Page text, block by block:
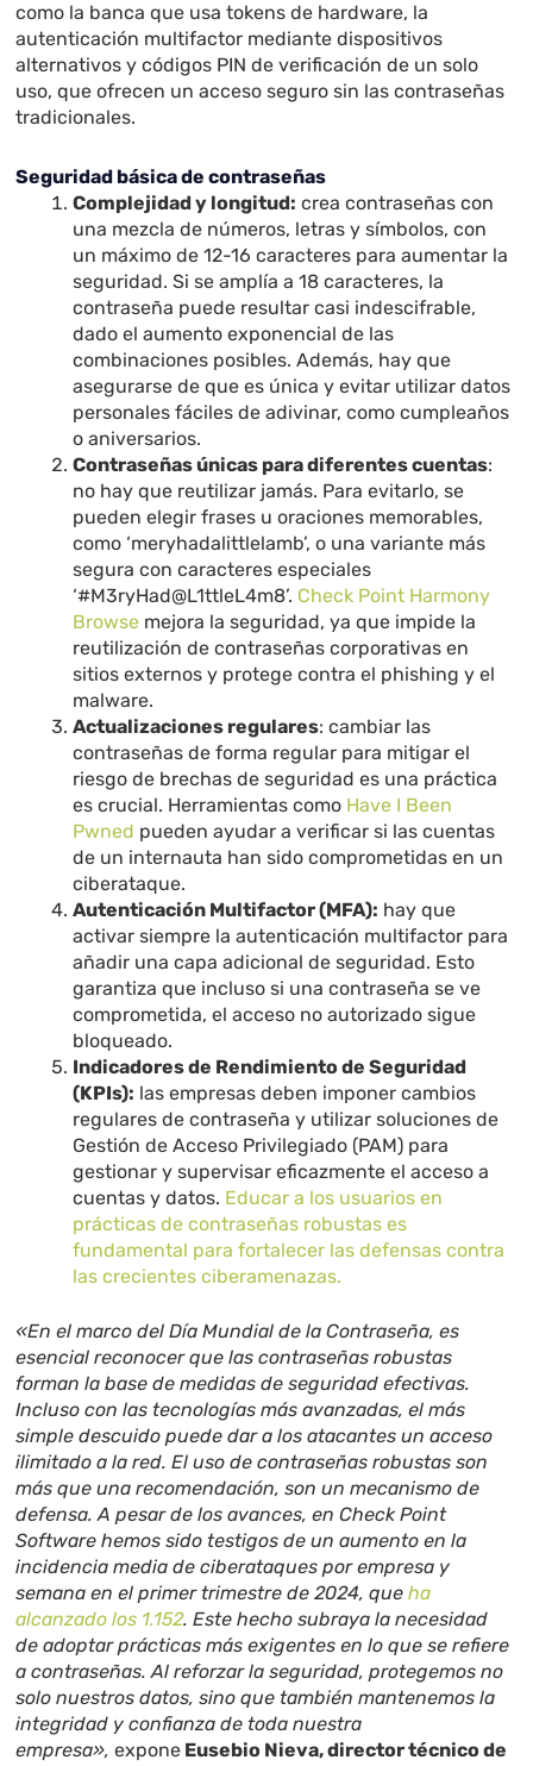
como la banca que usa tokens de hardware, la
autenticación multifactor mediante dispositivos
alternativos y códigos PIN de verificación de un solo
uso, que ofrecen un acceso seguro sin las contraseñas
tradicionales.
Seguridad básica de contraseñas
Complejidad y longitud: crea contraseñas con
una mezcla de números, letras y símbolos, con
un máximo de 12-16 caracteres para aumentar la
seguridad. Si se amplía a 18 caracteres, la
contraseña puede resultar casi indescifrable,
dado el aumento exponencial de las
combinaciones posibles. Además, hay que
asegurarse de que es única y evitar utilizar datos
personales fáciles de adivinar, como cumpleaños
o aniversarios.
Contraseñas únicas para diferentes cuentas:
no hay que reutilizar jamás. Para evitarlo, se
pueden elegir frases u oraciones memorables,
como ‘meryhadalittlelamb’, o una variante más
segura con caracteres especiales
‘#M3ryHad@L1ttleL4m8’. Check Point Harmony
Browse mejora la seguridad, ya que impide la
reutilización de contraseñas corporativas en
sitios externos y protege contra el phishing y el
malware.
Actualizaciones regulares: cambiar las
contraseñas de forma regular para mitigar el
riesgo de brechas de seguridad es una práctica
es crucial. Herramientas como Have I Been
Pwned pueden ayudar a verificar si las cuentas
de un internauta han sido comprometidas en un
ciberataque.
Autenticación Multifactor (MFA): hay que
activar siempre la autenticación multifactor para
añadir una capa adicional de seguridad. Esto
garantiza que incluso si una contraseña se ve
comprometida, el acceso no autorizado sigue
bloqueado.
Indicadores de Rendimiento de Seguridad
(KPIs): las empresas deben imponer cambios
regulares de contraseña y utilizar soluciones de
Gestión de Acceso Privilegiado (PAM) para
gestionar y supervisar eficazmente el acceso a
cuentas y datos. Educar a los usuarios en
prácticas de contraseñas robustas es
fundamental para fortalecer las defensas contra
las crecientes ciberamenazas.
«En el marco del Día Mundial de la Contraseña, es
esencial reconocer que las contraseñas robustas
forman la base de medidas de seguridad efectivas.
Incluso con las tecnologías más avanzadas, el más
simple descuido puede dar a los atacantes un acceso
ilimitado a la red. El uso de contraseñas robustas son
más que una recomendación, son un mecanismo de
defensa. A pesar de los avances, en Check Point
Software hemos sido testigos de un aumento en la
incidencia media de ciberataques por empresa y
semana en el primer trimestre de 2024, queha
alcanzado los 1.152. Este hecho subraya la necesidad
de adoptar prácticas más exigentes en lo que se refiere
a contraseñas. Al reforzar la seguridad, protegemos no
solo nuestros datos, sino que también mantenemos la
integridad y confianza de toda nuestra
empresa», expone Eusebio Nieva, director técnico de